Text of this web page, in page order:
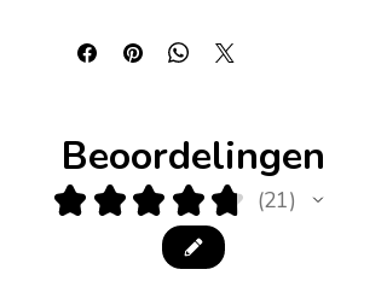
Beoordelingen
★ ★ ★ ★ ★ 21
21